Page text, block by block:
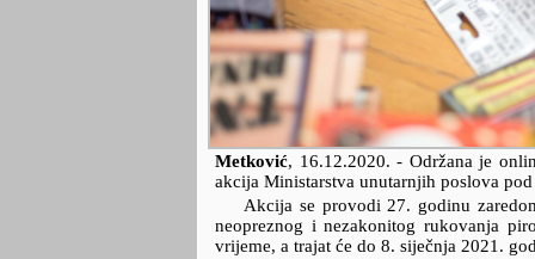
Metković, 16.12.2020.- Održana je
akcija Ministarstva unutarnjih poslova
Akcija se provodi 27. godinu
neopreznog i nezakonitog rukovanja
vrijeme, a trajat će do 8. siječnja 2021.